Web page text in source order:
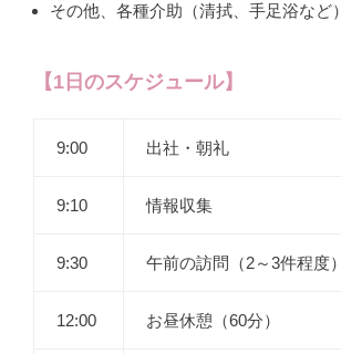
その他、各種介助（清拭、手足浴など）
【1日のスケジュール】
9:00 出社・朝礼
9:10 情報収集
9:30 午前の訪問（2～3件程度）
12:00 お昼休憩（60分）